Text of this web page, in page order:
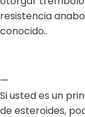
resistencia
conocido..
—
Si usted es un
de esteroides,